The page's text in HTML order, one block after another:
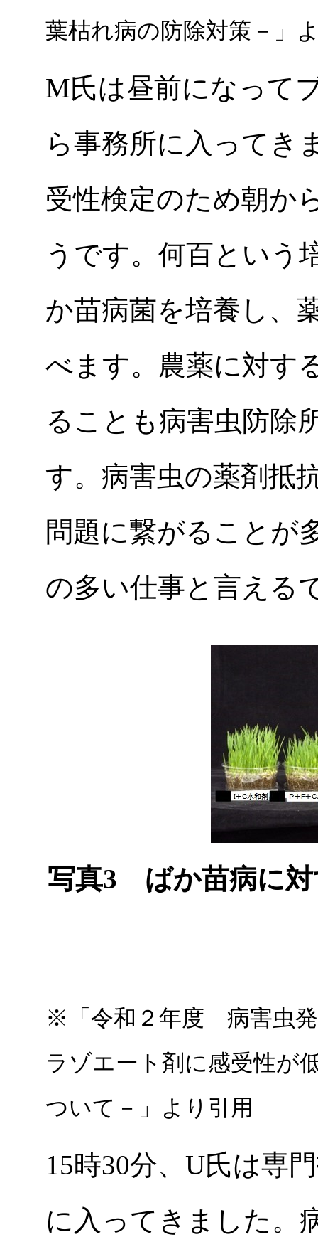
葉枯れ病の防除対策－」
M氏は昼前になって
ら事務所に入ってき
受性検定のため朝か
うです。何百という
か苗病菌を培養し、
べます。農薬に対す
ることも病害虫防除
す。病害虫の薬剤抵
問題に繋がることが
の多い仕事と言える
写真3 ばか苗病に対
※「令和２年度 病害虫
ラゾエート剤に感受性が
ついて－」より引用
15時30分、U氏は専
に入ってきました。